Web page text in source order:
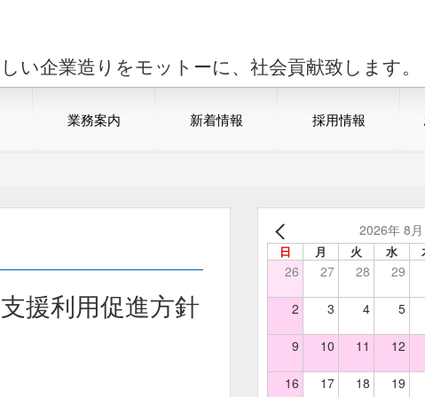
い企業造りをモットーに、社会貢献致します。
業務案内 新着情報 採用情報
援利用促進方針
2026年 8月
日 月 火 水
26 27 28 29
2 3 4 5
9 10 11 12
16 17 18 19